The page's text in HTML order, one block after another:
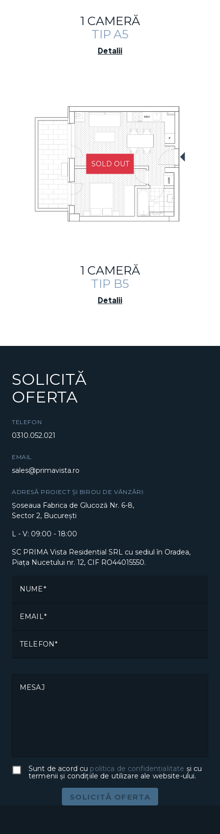
1 CAMERĂ
TIP A5
Detalii
SOLD OUT
1 CAMERĂ
TIP B5
Detalii
SOLICITĂ
OFERTA
TELEFON
0310.052.021
EMAIL
sales@primavista.ro
ADRESĂ PROIECT ȘI BIROU DE VÂNZĂRI:
Șoseaua Fabrica de Glucoză Nr. 6-8,
Sector 2, București
L - V: 09:00 - 18:00
SC PRIMA Vista Residential SRL cu sediul în Oradea,
Piața Nucetului nr. 12, CIF RO44015550.
NUME
EMAIL
TELEFON
MESAJ
Sunt de acord cu politica de confidențialitate și cu
termenii și condițiile de utilizare ale website-ului.
SOLICITĂ OFERTA